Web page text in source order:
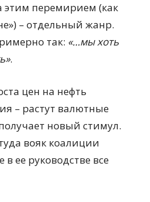
этим перемирием (как
– отдельный жанр.
так: «…мы хоть
.
цен на нефть
– растут валютные
новый стимул.
вояк коалиции
ее руководстве все